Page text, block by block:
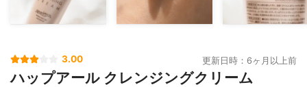
3.00 更新日時：6ヶ月以上前
ハップアール クレンジングクリーム